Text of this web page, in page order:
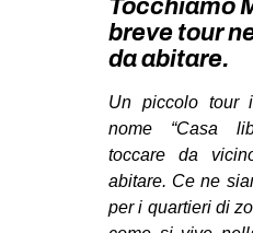
SPORT
Tocchiamo
breve tour
da abitare.
Un piccolo tour
nome “Casa
toccare da
abitare. Ce ne
per i quartieri di